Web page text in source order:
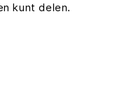
kunt delen.